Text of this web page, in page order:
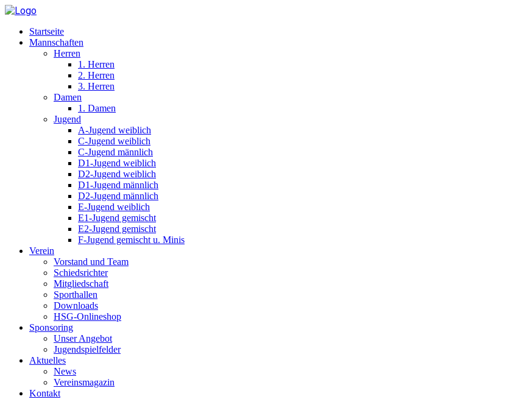
Startseite
Mannschaften
Herren
1. Herren
2. Herren
3. Herren
Damen
1. Damen
Jugend
A-Jugend weiblich
C-Jugend weiblich
C-Jugend männlich
D1-Jugend weiblich
D2-Jugend weiblich
D1-Jugend männlich
D2-Jugend männlich
E-Jugend weiblich
E1-Jugend gemischt
E2-Jugend gemischt
F-Jugend gemischt u. Minis
Verein
Vorstand und Team
Schiedsrichter
Mitgliedschaft
Sporthallen
Downloads
HSG-Onlineshop
Sponsoring
Unser Angebot
Jugendspielfelder
Aktuelles
News
Vereinsmagazin
Kontakt